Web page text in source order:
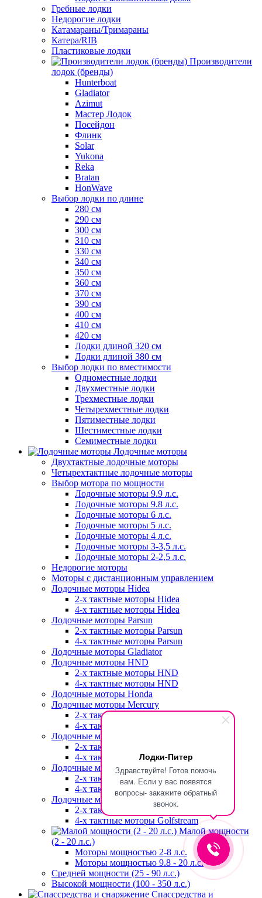
Лодки-Питер
Здравствуйте! Готов помочь
вам. Если у вас появятся
вопросы- закажите обратный
звонок.
Гребные лодки
Недорогие лодки
Катамараны/Тримараны
Катера/RIB
Пластиковые лодки
Производители
лодок (бренды)
Hunterboat
Gladiator
Azimut
Мастер Лодок
Посейдон
Флинк
Solar
Yukona
Reka
Bratan
HonWave
Выбор лодки по длине
280 см
290 см
300 см
310 см
330 см
340 см
350 см
360 см
370 см
390 см
400 см
410 см
420 см
Лодки длиной 320 см
Лодки длиной 380 см
Выбор лодки по вместимости
Одноместные лодки
Двухместные лодки
Трехместные лодки
Четырехместные лодки
Пятиместные лодки
Шестиместные лодки
Семиместные лодки
Лодочные моторы
Двухтактные лодочные моторы
Четырехтактные лодочные моторы
Выбор мотора по мощности
Лодочные моторы 9.9 л.с.
Лодочные моторы 9.8 л.с.
Лодочные моторы 6 л.с.
Лодочные моторы 5 л.с.
Лодочные моторы 4 л.с.
Лодочные моторы 3-3,5 л.с.
Лодочные моторы 2-2,5 л.с.
Недорогие моторы
Моторы с дистанционным управлением
Лодочные моторы Hidea
2-х тактные моторы Hidea
4-х тактные моторы Hidea
Лодочные моторы Parsun
2-х тактные моторы Parsun
4-х тактные моторы Parsun
Лодочные моторы Gladiator
Лодочные моторы HND
2-х тактные моторы HND
4-х тактные моторы HND
Лодочные моторы Honda
Лодочные моторы Mercury
2-х тактные моторы Mercury
4-х тактные моторы Mercury
Лодочные моторы Tohatsu
2-х тактные моторы Tohatsu
4-х тактные моторы Tohatsu
Лодочные моторы Yamaha
2-х тактные моторы Yamaha
4-х тактные моторы Yamaha
Лодочные моторы Golfstream
2-х тактные моторы Golfstream
4-х тактные моторы Golfstream
Малой мощности
(2 - 20 л.с.)
Моторы мощностью 2-8 л.с.
Моторы мощностью 9.8 - 20 л.с.
Средней мощности (25 - 90 л.с.)
Высокой мощности (100 - 350 л.с.)
Спассредства и